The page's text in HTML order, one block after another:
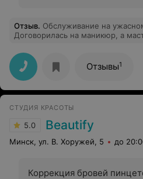
Отзыв. Обслуживание на
Договорилась на маникюр, а
тоже не было. Зато оправданий
Отзывы1
СТУДИЯ КРАСОТЫ
5.0 Beautify
Минск, ул. В. Хоружей, 5 до
Коррекция бровей